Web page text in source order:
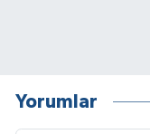
Yorumlar